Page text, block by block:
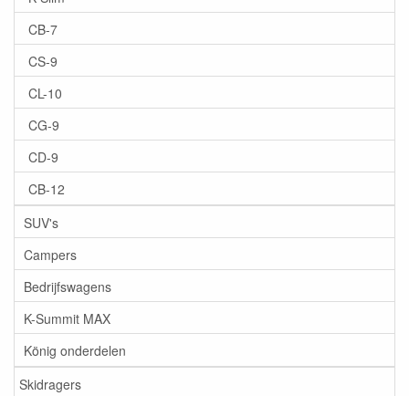
CB-7
CS-9
CL-10
CG-9
CD-9
CB-12
SUV's
Campers
Bedrijfswagens
K-Summit MAX
König onderdelen
Skidragers